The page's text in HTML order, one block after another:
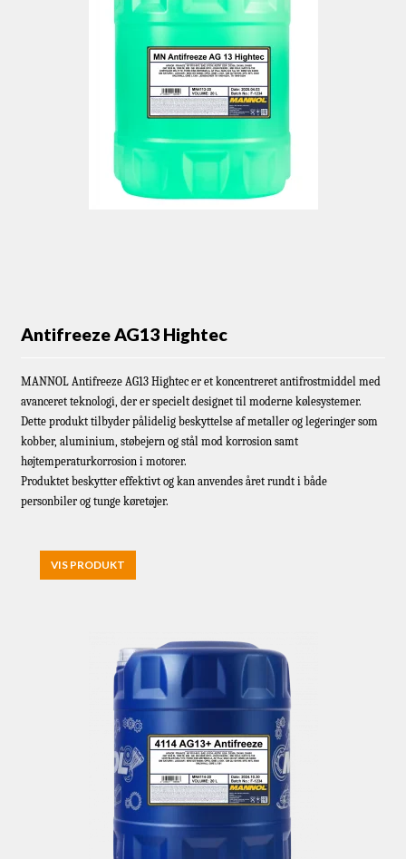
Antifreeze AG13 Hightec
MANNOL Antifreeze AG13 Hightec er et koncentreret antifrostmiddel med
avanceret teknologi, der er specielt designet til moderne kølesystemer.
Dette produkt tilbyder pålidelig beskyttelse af metaller og legeringer som
kobber, aluminium, støbejern og stål mod korrosion samt
højtemperaturkorrosion i motorer.
Produktet beskytter effektivt og kan anvendes året rundt i både
personbiler og tunge køretøjer.
VIS PRODUKT